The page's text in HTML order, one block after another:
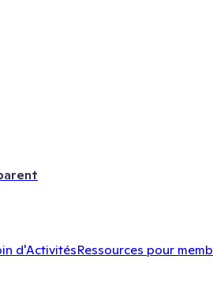
d'ActivitésRessources pour